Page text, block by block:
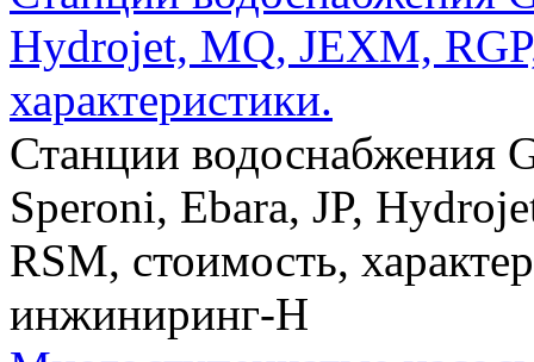
Hydrojet, MQ, JEXM,
характеристики.
Станции водоснабжения
Speroni, Ebara, JP,
RSM, стоимость,
инжиниринг-Н